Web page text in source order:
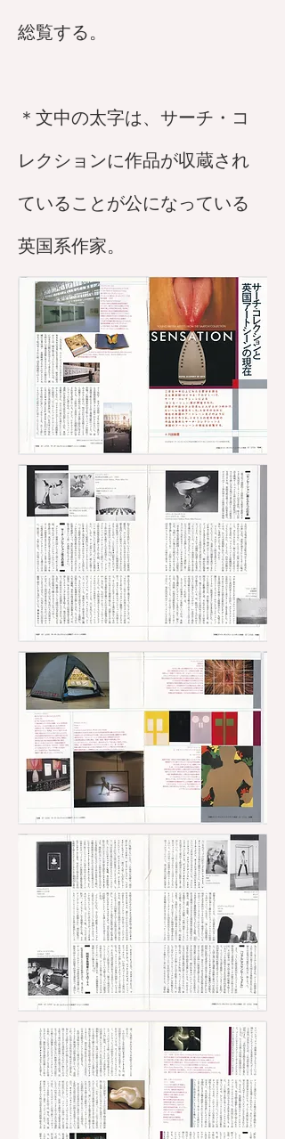
総覧する。
＊文中の太字は、サーチ・コ
レクションに作品が収蔵され
ていることが公になっている
英国系作家。